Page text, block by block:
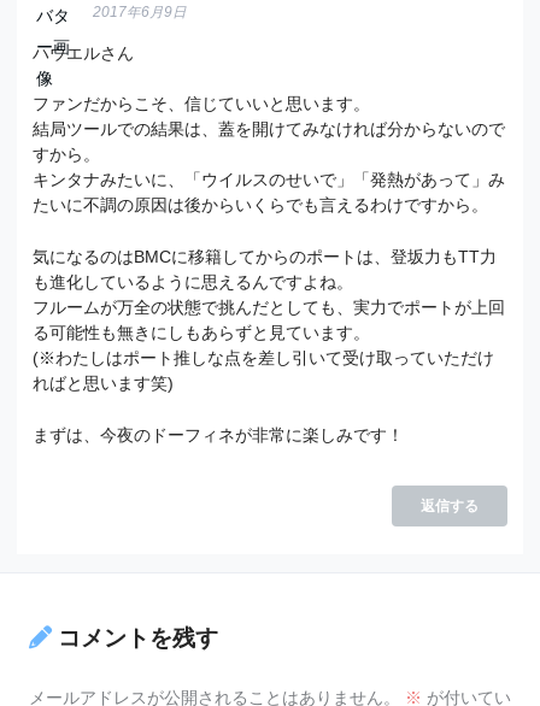
2017年6月9日
ハウエルさん
ファンだからこそ、信じていいと思います。
結局ツールでの結果は、蓋を開けてみなければ分からないので
すから。
キンタナみたいに、「ウイルスのせいで」「発熱があって」み
たいに不調の原因は後からいくらでも言えるわけですから。
気になるのはBMCに移籍してからのポートは、登坂力もTT力
も進化しているように思えるんですよね。
フルームが万全の状態で挑んだとしても、実力でポートが上回
る可能性も無きにしもあらずと見ています。
(※わたしはポート推しな点を差し引いて受け取っていただけ
ればと思います笑)
まずは、今夜のドーフィネが非常に楽しみです！
返信する
コメントを残す
メールアドレスが公開されることはありません。 ※ が付いてい